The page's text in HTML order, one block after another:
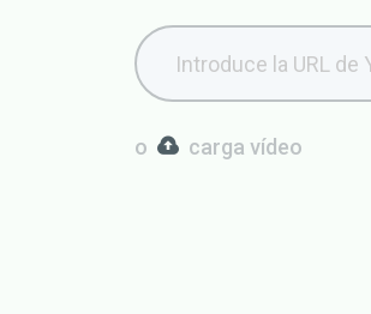
o carga vídeo